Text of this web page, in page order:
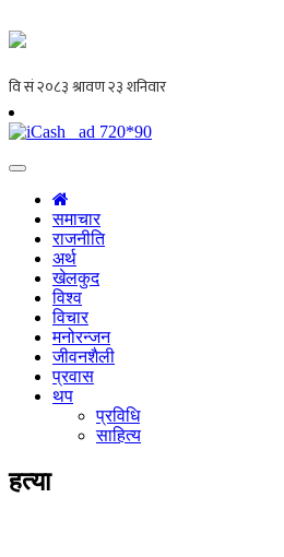
समाचार
राजनीति
अर्थ
खेलकुद
विश्व
विचार
मनोरन्जन
जीवनशैली
प्रवास
थप
प्रविधि
साहित्य
हत्या